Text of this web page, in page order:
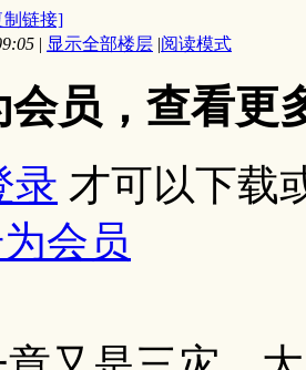
制链接]
| 显示全部楼层 |阅读模式
会员，查看更
录 才可以下载
会员